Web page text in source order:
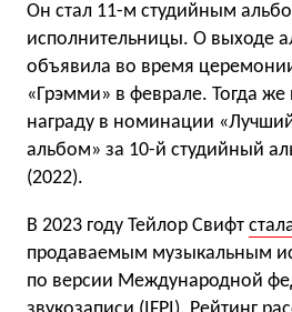
Он стал 11-м студийным
исполнительницы. О выходе
объявила во время
«Грэмми» в феврале. Тогда же
награду в номинации
альбом» за 10-й студийный
(2022).
В 2023 году Тейлор Свифт
продаваемым музыкальным
по версии Международной